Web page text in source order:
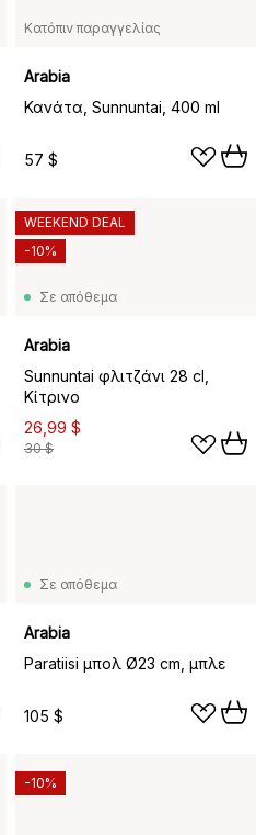
Κατόπιν παραγγελίας
Arabia
Κανάτα, Sunnuntai, 400 ml
57 $
Σε απόθεμα
Arabia
Sunnuntai φλιτζάνι 28 cl,
Κίτρινο
26,99 $
30 $
WEEKEND DEAL
-10%
Σε απόθεμα
Arabia
Paratiisi μπολ Ø23 cm, μπλε
105 $
-10%